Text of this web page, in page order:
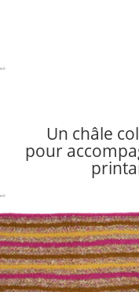
Un châle
pour